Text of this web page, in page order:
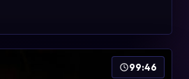
99:46